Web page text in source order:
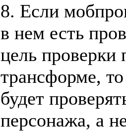
8. Если
в нем есть
цель проверки
транcформе, то
будет
персонажа, а